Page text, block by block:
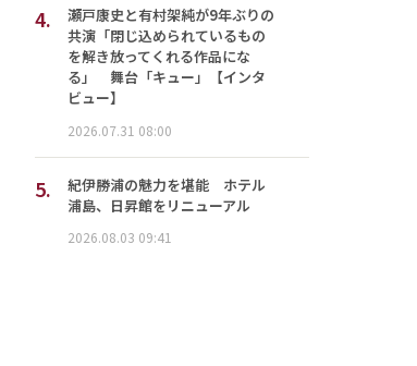
4.
瀬戸康史と有村架純が9年ぶりの
共演「閉じ込められているもの
を解き放ってくれる作品にな
る」 舞台「キュー」【インタ
ビュー】
2026.07.31 08:00
5.
紀伊勝浦の魅力を堪能 ホテル
浦島、日昇館をリニューアル
2026.08.03 09:41